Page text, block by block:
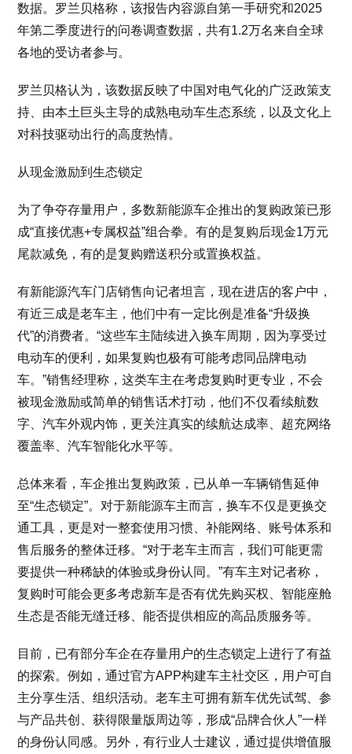
数据。罗兰贝格称，该报告内容源自第一手研究和2025
年第二季度进行的问卷调查数据，共有1.2万名来自全球
各地的受访者参与。
罗兰贝格认为，该数据反映了中国对电气化的广泛政策支
持、由本土巨头主导的成熟电动车生态系统，以及文化上
对科技驱动出行的高度热情。
从现金激励到生态锁定
为了争夺存量用户，多数新能源车企推出的复购政策已形
成“直接优惠+专属权益”组合拳。有的是复购后现金1万元
尾款减免，有的是复购赠送积分或置换权益。
有新能源汽车门店销售向记者坦言，现在进店的客户中，
有近三成是老车主，他们中有一定比例是准备“升级换
代”的消费者。“这些车主陆续进入换车周期，因为享受过
电动车的便利，如果复购也极有可能考虑同品牌电动
车。”销售经理称，这类车主在考虑复购时更专业，不会
被现金激励或简单的销售话术打动，他们不仅看续航数
字、汽车外观内饰，更关注真实的续航达成率、超充网络
覆盖率、汽车智能化水平等。
总体来看，车企推出复购政策，已从单一车辆销售延伸
至“生态锁定”。对于新能源车主而言，换车不仅是更换交
通工具，更是对一整套使用习惯、补能网络、账号体系和
售后服务的整体迁移。“对于老车主而言，我们可能更需
要提供一种稀缺的体验或身份认同。”有车主对记者称，
复购时可能会更多考虑新车是否有优先购买权、智能座舱
生态是否能无缝迁移、能否提供相应的高品质服务等。
目前，已有部分车企在存量用户的生态锁定上进行了有益
的探索。例如，通过官方APP构建车主社交区，用户可自
主分享生活、组织活动。老车主可拥有新车优先试驾、参
与产品共创、获得限量版周边等，形成“品牌合伙人”一样
的身份认同感。另外，有行业人士建议，通过提供增值服